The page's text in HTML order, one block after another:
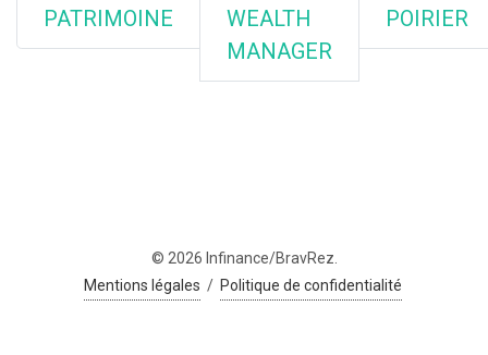
PATRIMOINE
WEALTH
MANAGER
POIRIER
© 2026 Infinance/BravRez.
Mentions légales / Politique de confidentialité